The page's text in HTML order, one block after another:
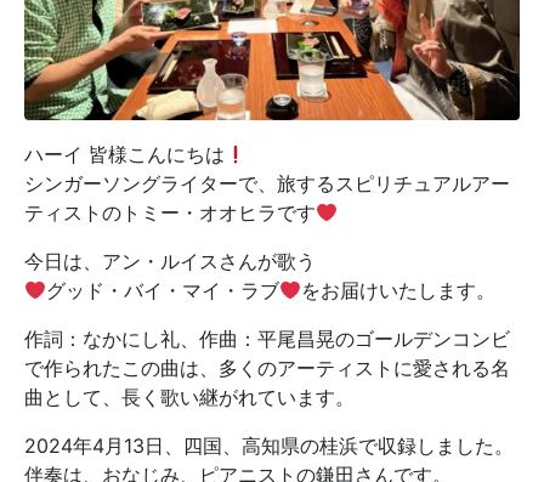
ハーイ 皆様こんにちは
シンガーソングライターで、旅するスピリチュアルアー
ティストのトミー・オオヒラです
今日は、アン・ルイスさんが歌う
グッド・バイ・マイ・ラブ
をお届けいたします。
作詞：なかにし礼、作曲：平尾昌晃のゴールデンコンビ
で作られたこの曲は、多くのアーティストに愛される名
曲として、長く歌い継がれています。
2024年4月13日、四国、高知県の桂浜で収録しました。
伴奏は、おなじみ、ピアニストの鎌田さんです。